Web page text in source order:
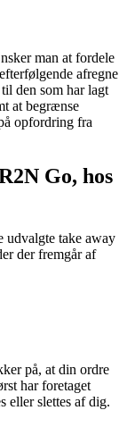
man at fordele
afregne
den som har lagt
at begrænse
opfordring fra
Go, hos
udvalgte take away
der fremgår af
på, at din ordre
har foretaget
eller slettes af dig.